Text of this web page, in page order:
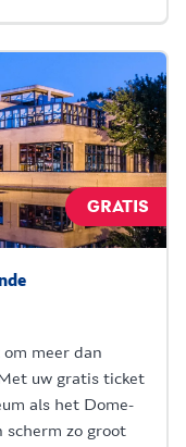
GRATIS
meer dan
uw gratis ticket
als het Dome-
zo groot